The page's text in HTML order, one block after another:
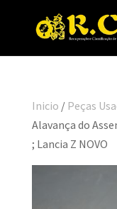
Inicio / Peças
Alavança do
; Lancia Z NOVO